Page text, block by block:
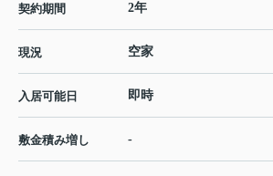
契約期間 2年
現況 空家
入居可能日 即時
敷金積み増し -